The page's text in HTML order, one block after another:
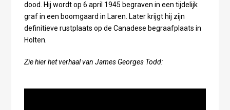
dood. Hij wordt op 6 april 1945 begraven in een tijdelijk
graf in een boomgaard in Laren. Later krijgt hij zijn
definitieve rustplaats op de Canadese begraafplaats in
Holten.
Zie hier het verhaal van James Georges Todd: